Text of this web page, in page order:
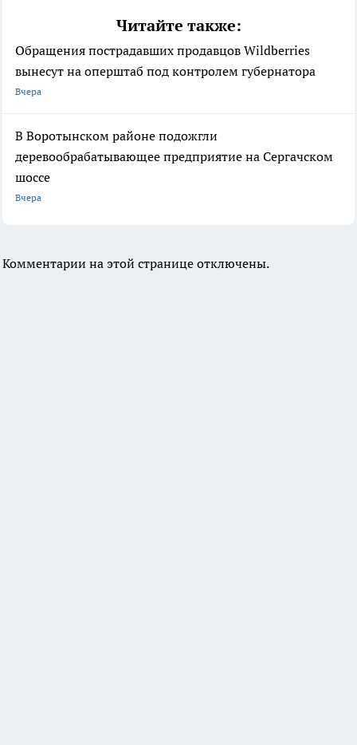
Читайте также:
Обращения пострадавших продавцов Wildberries
вынесут на оперштаб под контролем губернатора
Вчера
В Воротынском районе подожгли
деревообрабатывающее предприятие на Сергачском
шоссе
Вчера
Комментарии на этой странице отключены.